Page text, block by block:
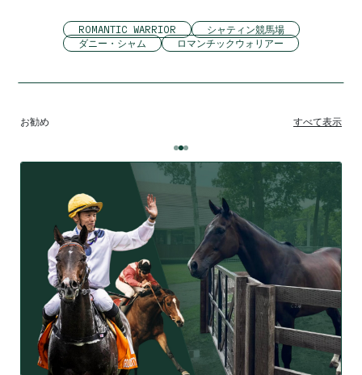
ROMANTIC WARRIOR
シャティン競馬場
ダニー・シャム
ロマンチックウォリアー
お勧め すべて表示